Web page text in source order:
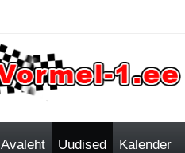
Avaleht Uudised Kalender